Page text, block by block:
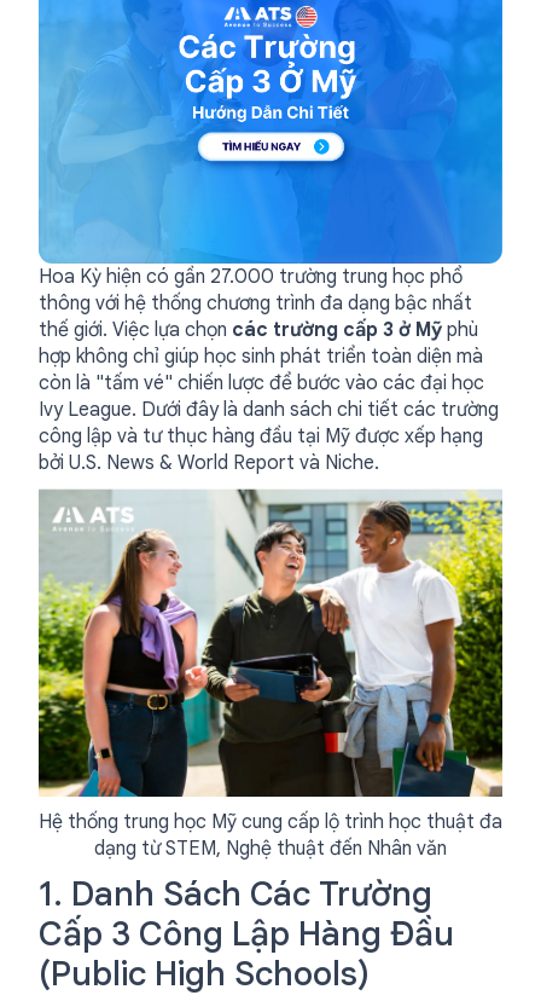
Hoa Kỳ hiện có gần 27.000 trường trung học phổ
thông với hệ thống chương trình đa dạng bậc nhất
thế giới. Việc lựa chọn các trường cấp 3 ở Mỹ phù
hợp không chỉ giúp học sinh phát triển toàn diện mà
còn là "tấm vé" chiến lược để bước vào các đại học
Ivy League. Dưới đây là danh sách chi tiết các trường
công lập và tư thục hàng đầu tại Mỹ được xếp hạng
bởi U.S. News & World Report và Niche.
Hệ thống trung học Mỹ cung cấp lộ trình học thuật đa
dạng từ STEM, Nghệ thuật đến Nhân văn
1. Danh Sách Các Trường
Cấp 3 Công Lập Hàng Đầu
(Public High Schools)